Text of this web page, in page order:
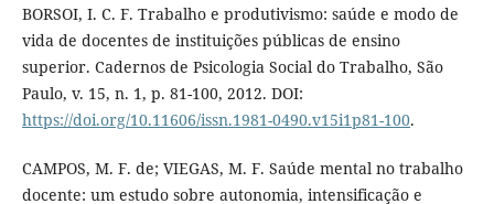
BORSOI, I. C. F. Trabalho e produtivismo: saúde e modo de
vida de docentes de instituições públicas de ensino
superior. Cadernos de Psicologia Social do Trabalho, São
Paulo, v. 15, n. 1, p. 81-100, 2012. DOI:
https://doi.org/10.11606/issn.1981-0490.v15i1p81-100.
CAMPOS, M. F. de; VIEGAS, M. F. Saúde mental no trabalho
docente: um estudo sobre autonomia, intensificação e